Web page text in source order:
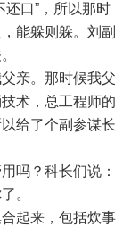
口”，所以那时
能躲则躲。刘副
亲。那时候我父
术，总工程师的
给了个副参谋长
吗？科长们说：
。
起来，包括炊事